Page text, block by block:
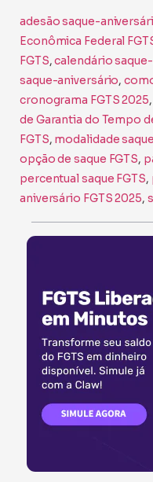
adesão saque-
Econômica Federal
FGTS, calendário
saque-aniversário,
cronograma FGTS 2025,
de Garantia do Tempo
FGTS, modalidade
opção de saque FGTS,
percentual saque FGTS,
aniversário FGTS 2025,